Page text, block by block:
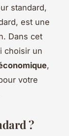
standard,
est une
Dans cet
choisir un
,
votre
?